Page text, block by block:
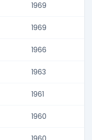
1969
1969
1966
1963
1961
1960